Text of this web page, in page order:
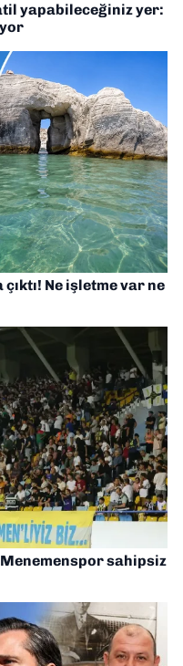
yapabileceğiniz yer:
Ne işletme var ne
sahipsiz